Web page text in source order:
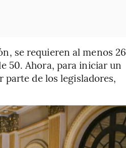
se requieren al menos 26
50. Ahora, para iniciar un
parte de los legisladores,